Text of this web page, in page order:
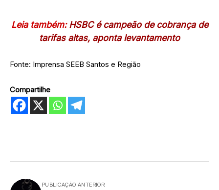
Leia também:HSBC é campeão de cobrança de
tarifas altas, aponta levantamento
Fonte: Imprensa SEEB Santos e Região
Compartilhe
PUBLICAÇÃO ANTERIOR